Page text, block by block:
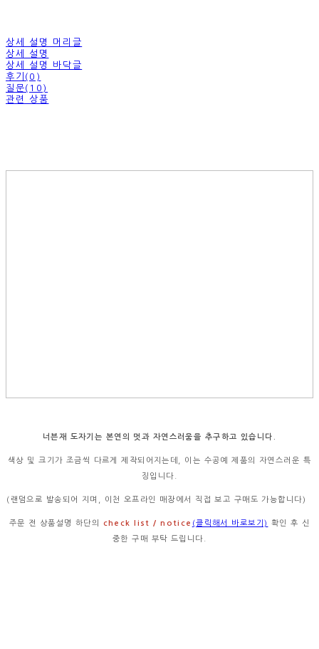
상세 설명 머리글
상세 설명
상세 설명 바닥글
후기(0)
질문(10)
관련 상품
너븐재 도자기는 본연의 멋과 자연스러움을 추구하고 있습니다.
색상 및 크기가 조금씩 다르게 제작되어지는데, 이는 수공예 제품의 자연스러운 특
징입니다.
(랜덤으로 발송되어 지며, 이천 오프라인 매장에서 직접 보고 구매도 가능합니다)
주문 전 상품설명 하단의 check list / notice (클릭해서 바로보기)
확인 후 신
중한 구매 부탁 드립니다.